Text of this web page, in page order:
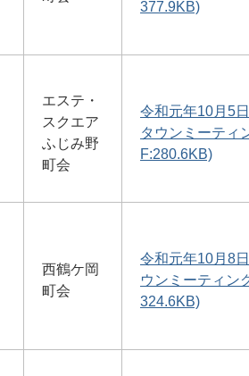
377.9KB)
エステ・
スクエア
ふじみ野
町会
令和元年10月5日
タウンミーティ
F:280.6KB)
西鶴ケ岡
町会
令和元年10月8
ウンミーティン
324.6KB)